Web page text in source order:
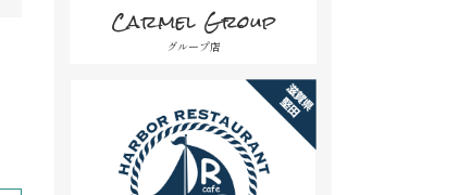
Carmel Group
グループ店